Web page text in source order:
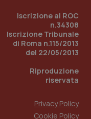
Iscrizione al ROC
n.34308
Iscrizione Tribunale
di Roma n.115/2013
del 22/05/2013
Riproduzione
riservata
Privacy Policy
Cookie Policy
.quotidianosanita.it